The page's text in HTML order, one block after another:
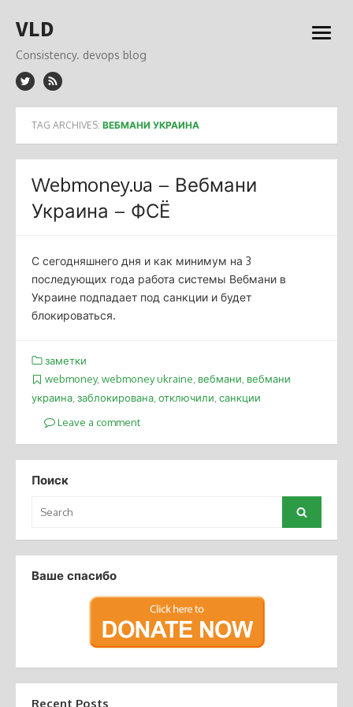
to
VLD
Consistency. devops blog
open
TAG ARCHIVES: ВЕБМАНИ УКРАИНА
Webmoney.ua – Вебмани
Украина – ФСЁ
С сегодняшнего дня и как минимум на 3
последующих года работа системы Вебмани в
Украине подпадает под санкции и будет
блокироваться.
заметки
webmoney, webmoney ukraine, вебмани, вебмани
украина заблокирована отключили санкции
Leave a comment
Поиск
for:
Search
Ваше спасибо
Recent Posts